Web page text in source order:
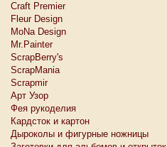
Craft Premier
Fleur Design
MoNa Design
Mr.Painter
ScrapBerry's
ScrapMania
Scrapmir
Арт Узор
Фея рукоделия
Кардсток и картон
Дыроколы и фигурные ножницы